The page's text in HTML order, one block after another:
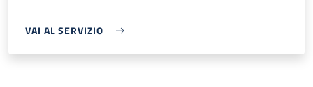
VAI AL SERVIZIO